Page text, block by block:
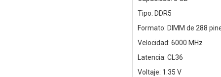
Tipo: DDR5
Formato: DIMM de 288
Velocidad: 6000 MHz
Latencia: CL36
Voltaje: 1.35 V